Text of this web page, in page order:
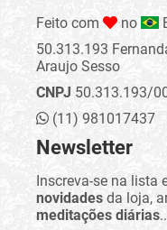
Feito com no
50.313.193
Araujo Sesso
CNPJ 50.313.193/
(11) 981017437
Newsletter
Inscreva-se na lista
novidades da loja,
meditações diárias